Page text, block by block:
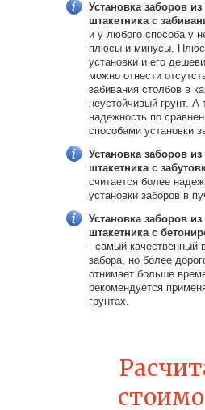
Установка заборов
штакетника с
и у любого способа у
плюсы и минусы.
установки и его
можно отнести
забивания столбов в
неустойчивый грунт.
надежность по
способами установки
Установка заборов
штакетника с
считается более
установки заборов в
Установка заборов
штакетника с
- самый качественный
забора, но более
отнимает больше
рекомендуется
грунтах.